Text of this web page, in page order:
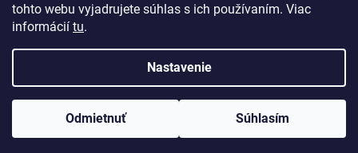
tohto webu vyjadrujete súhlas s ich používaním. Viac
informácií tu.
Nastavenie
Odmietnuť Súhlasím
osobných údajov
PRIHLÁSIŤ SA
Copyright 2026Klikstav.sk. Všetky práva vyhradené.